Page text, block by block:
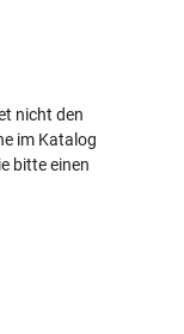
nicht den
im Katalog
bitte einen